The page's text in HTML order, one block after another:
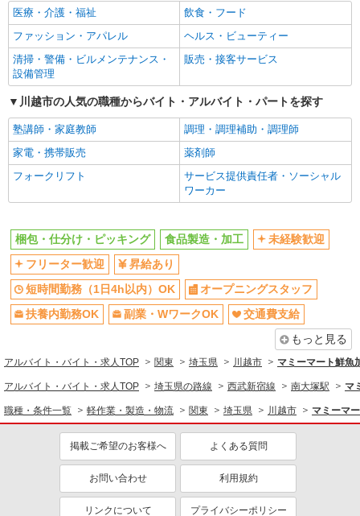
副業・WワークOK
交通費支給
社会保険あり
社員登用あり
同じ職種から求人を探す
軽作業・製造・物流
梱包・仕分け・ピッキング
同じ特徴から求人を探す
未経験歓迎
短時間勤務（1日4h以内）OK
オープニングスタッフ
扶養内勤務OK
社会保険あり
社員登用あり
医療・介護・福祉
飲食・フード
ファッション・アパレル
ヘルス・ビューティー
清掃・警備・ビルメンテナンス・
設備管理
販売・接客サービス
川越市の人気の職種からバイト・アルバイト・パートを探す
塾講師・家庭教師
調理・調理補助・調理師
家電・携帯販売
薬剤師
フォークリフト
サービス提供責任者・ソーシャル
ワーカー
梱包・仕分け・ピッキング 食品製造・加工
未経験歓迎
フリーター歓迎
昇給あり
短時間勤務（1日4h以内）OK
オープニングスタッフ
扶養内勤務OK
副業・WワークOK
交通費支給
もっと見る
アルバイト・バイト・求人TOP 関東 埼玉県 川越市 マミーマート鮮魚
アルバイト・バイト・求人TOP 埼玉県の路線 西武新宿線 南大塚駅 マ
職種・条件一覧 軽作業・製造・物流 関東 埼玉県 川越市 マミーマ
掲載ご希望のお客様へ よくある質問
お問い合わせ 利用規約
リンクについて プライバシーポリシー